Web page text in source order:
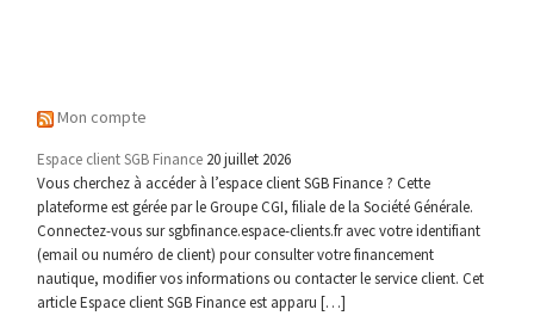
Mon compte
Espace client SGB Finance 20 juillet 2026
Vous cherchez à accéder à l’espace client SGB Finance ? Cette
plateforme est gérée par le Groupe CGI, filiale de la Société Générale.
Connectez-vous sur sgbfinance.espace-clients.fr avec votre identifiant
(email ou numéro de client) pour consulter votre financement
nautique, modifier vos informations ou contacter le service client. Cet
article Espace client SGB Finance est apparu […]